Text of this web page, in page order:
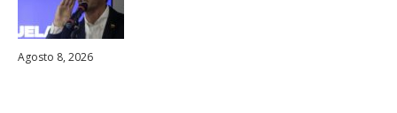
Agosto 8, 2026